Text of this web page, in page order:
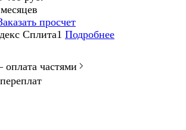
просчет
Сплита1 Подробнее
частями